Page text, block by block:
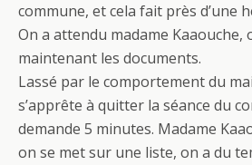
commune, et cela fait près d’une
On a attendu madame Kaaouche,
maintenant les documents.
Lassé par le comportement du
s’apprête à quitter la séance du
demande 5 minutes. Madame
on se met sur une liste, on a du